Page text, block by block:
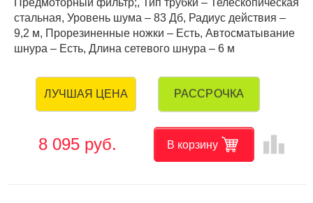
стальная, Уровень шума – 83 Дб, Радиус действия –
9,2 м, Прорезиненные ножки – Есть, Автосматывание
шнура – Есть, Длина сетевого шнура – 6 м
ЛУЧШАЯ ЦЕНА РАССРОЧКА
8 095 руб. В корзину leaderboard